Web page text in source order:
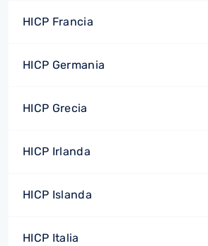
HICP Francia
HICP Germania
HICP Grecia
HICP Irlanda
HICP Islanda
HICP Italia